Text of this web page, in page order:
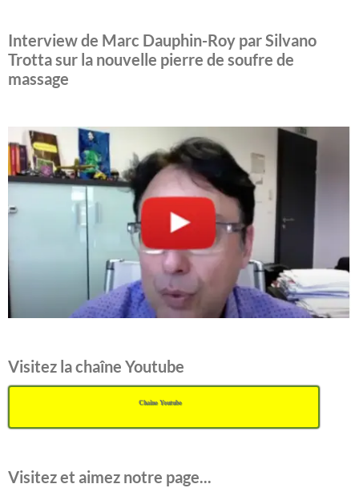
Interview de Marc Dauphin-Roy par Silvano
Trotta sur la nouvelle pierre de soufre de
massage
Visitez la chaîne Youtube
Chaîne Youtube
Visitez et aimez notre page...